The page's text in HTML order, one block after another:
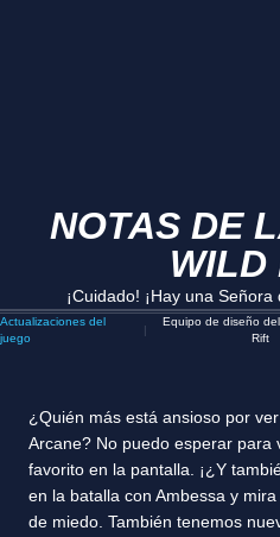
NOTAS DE
WILD
¡Cuidado! ¡Hay una
Actualizaciones del
juego
Equipo de diseño
Rift
¿Quién más está ansioso por
Arcane? No puedo esperar para
favorito en la pantalla. ¡¿Y
en la batalla con Ambessa y
de miedo. También tenemos